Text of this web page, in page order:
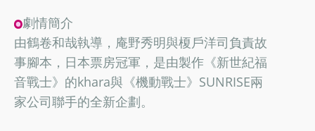
劇情簡介
由鶴卷和哉執導，庵野秀明與榎戶洋司負責故
事腳本，日本票房冠軍，是由製作《新世紀福
音戰士》的khara與《機動戰士》SUNRISE兩
家公司聯手的全新企劃。